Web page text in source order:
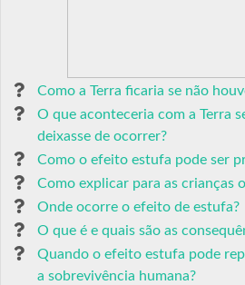
Como a Terra ficaria se não
O que aconteceria com a Terra
deixasse de ocorrer?
Como o efeito estufa pode ser
Como explicar para as crianças
Onde ocorre o efeito de estufa?
O que é e quais são as
Quando o efeito estufa pode
a sobrevivência humana?